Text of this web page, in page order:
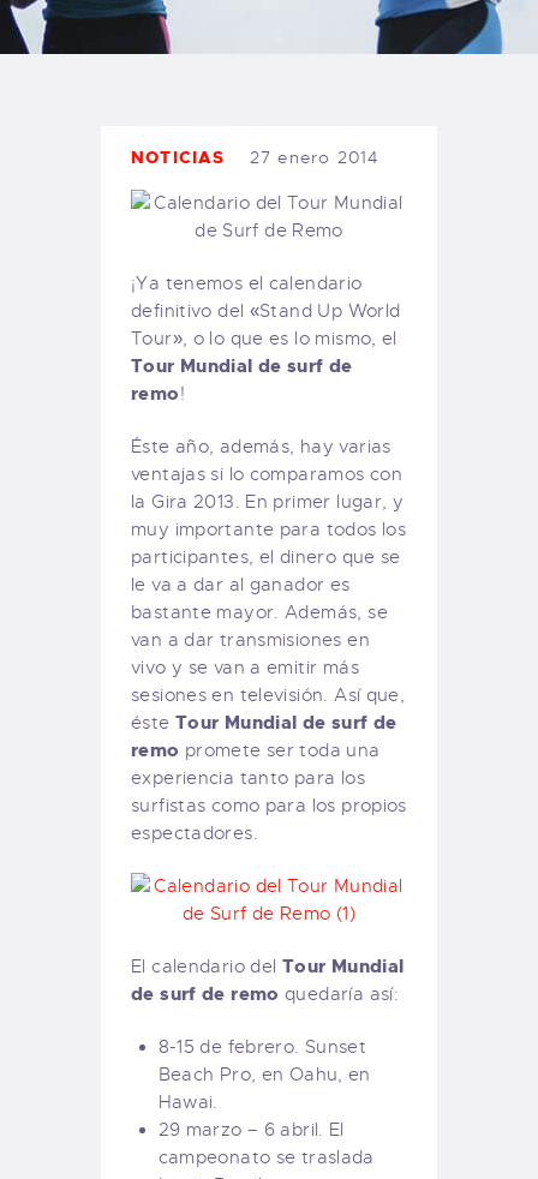
TIENDA FAMILY SURFERS
WEBCAM SALINAS
NOTICIAS 27 enero 2014
¡Ya tenemos el calendario
definitivo del «Stand Up World
Tour», o lo que es lo mismo, el
Tour Mundial de surf de
remo!
Éste año, además, hay varias
ventajas si lo comparamos con
la Gira 2013. En primer lugar, y
muy importante para todos los
participantes, el dinero que se
le va a dar al ganador es
bastante mayor. Además, se
van a dar transmisiones en
vivo y se van a emitir más
sesiones en televisión. Así que,
éste Tour Mundial de surf de
remo promete ser toda una
experiencia tanto para los
surfistas como para los propios
espectadores.
El calendario del Tour Mundial
de surf de remo quedaría así:
8-15 de febrero. Sunset
Beach Pro, en Oahu, en
Hawai.
29 marzo – 6 abril. El
campeonato se traslada